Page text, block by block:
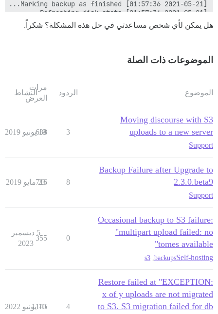
هل يمكن لأي شخص مساعدتي في حل هذه المشكلة؟ شكراً.
الموضوعات ذات الصلة
الموضوع الردود
مرات
العرض
النشاط
Moving discourse with S3
uploads to a new server
Support
3
638
19 يونيو 2019
Backup Failure after Upgrade to
2.3.0.beta9
Support
8
716
23 مايو 2019
Occasional backup to S3 failure:
"multipart upload failed: no
tomes available"
Self-hosting
backups
s3
0
355
5 ديسمبر
2023
Restore failed at "EXCEPTION:
x of y uploads are not migrated
to S3. S3 migration failed for db
4
1145
10 يونيو 2022